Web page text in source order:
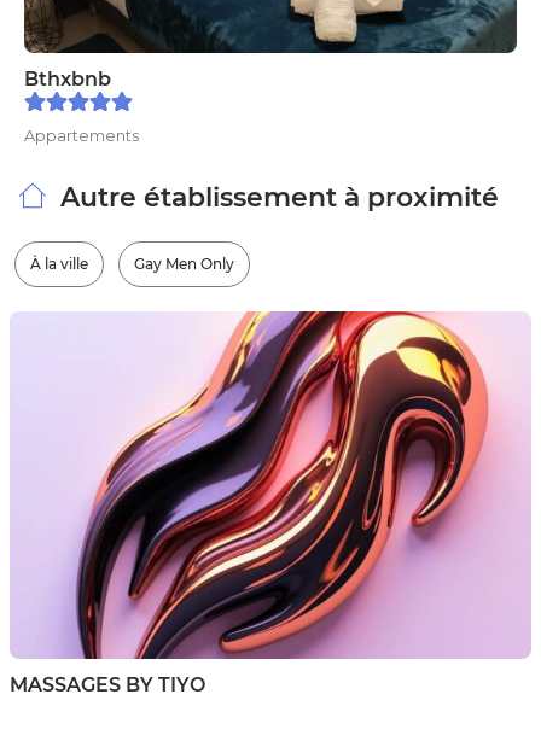
Bthxbnb
Appartements
Autre établissement à proximité
À la ville Gay Men Only
MASSAGES BY TIYO